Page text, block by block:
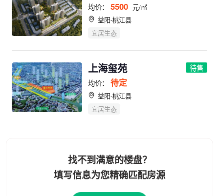
均价： 5500 元/㎡
益阳-桃江县
宜居生态
上海玺苑
均价： 待定
益阳-桃江县
宜居生态
待售
找不到满意的楼盘？
填写信息为您精确匹配房源